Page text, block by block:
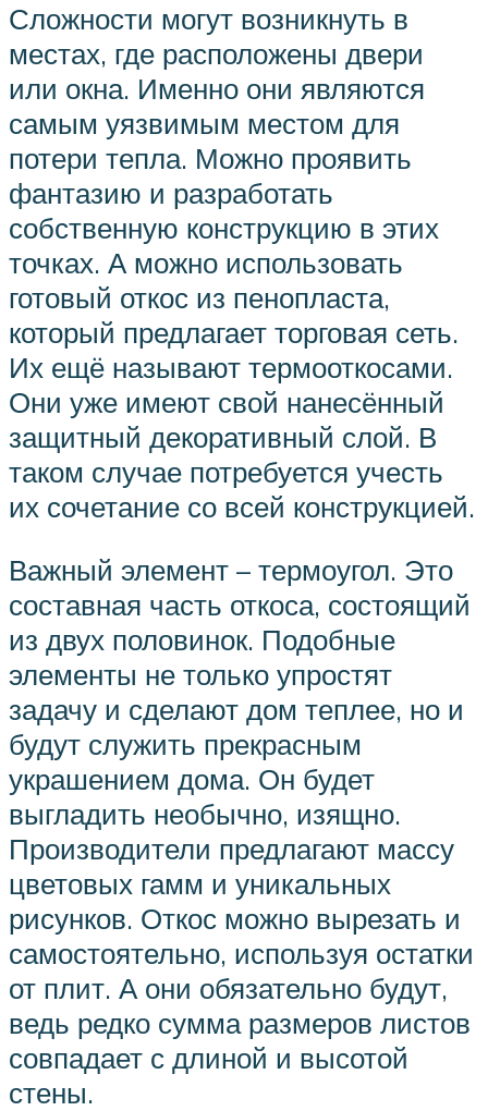
Сложности могут возникнуть в
местах, где расположены двери
или окна. Именно они являются
самым уязвимым местом для
потери тепла. Можно проявить
фантазию и разработать
собственную конструкцию в этих
точках. А можно использовать
готовый откос из пенопласта,
который предлагает торговая сеть.
Их ещё называют термооткосами.
Они уже имеют свой нанесённый
защитный декоративный слой. В
таком случае потребуется учесть
их сочетание со всей конструкцией.
Важный элемент – термоугол. Это
составная часть откоса, состоящий
из двух половинок. Подобные
элементы не только упростят
задачу и сделают дом теплее, но и
будут служить прекрасным
украшением дома. Он будет
выгладить необычно, изящно.
Производители предлагают массу
цветовых гамм и уникальных
рисунков. Откос можно вырезать и
самостоятельно, используя остатки
от плит. А они обязательно будут,
ведь редко сумма размеров листов
совпадает с длиной и высотой
стены.